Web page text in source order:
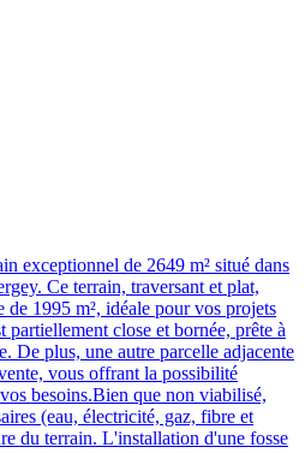
exceptionnel de 2649 m² situé dans
Ce terrain, traversant et plat,
1995 m², idéale pour vos projets
close et bornée, prête à
De plus, une autre parcelle adjacente
vous offrant la possibilité
besoins.Bien que non viabilisé,
(eau, électricité, gaz, fibre et
du terrain. L'installation d'une fosse